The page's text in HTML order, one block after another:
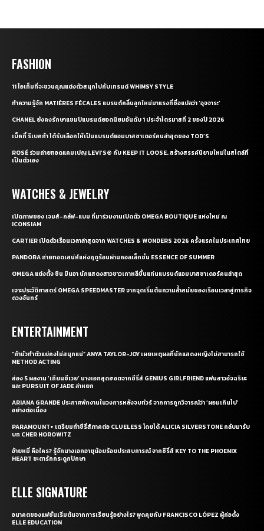
FASHION
11 ไอเท็มที่จะชวนคุณแต่งตัวสนุกไปกับเทรนด์ WHIMSY STYLE
ทำความรู้จัก MATIÈRES FÉCALES แบรนด์คลื่นลูกใหม่มาแรงที่ชื่อแปลว่า ‘อุจจาระ’
CHANEL ยังคงรักษาแชมป์แบรนด์ยอดนิยมอันดับ 1 ประจำไตรมาสที่ 2 ของปี 2026
เบ็คกี้ รีเบคก้า ได้รับเลือกให้เป็นแบรนด์แอมบาสซาเดอร์คนล่าสุดของ TOD’S
ROSÉ ร่วมถ่ายทอดแคมเปญ LEVI’S® กับ KEEP IT LOOSE. สร้างสรรค์นิยามใหม่ในสไตล์ที่
เป็นตัวเอง
WATCHES & JEWELRY
เปิดภาพของ เจมส์-กลัฟ-แบม ที่มาร่วมงานเปิดตัว OMEGA BOUTIQUE แห่งใหม่ ณ
ICONSIAM
CARTIER เปิดตัวเรือนเวลาล่าสุดจาก WATCHES & WONDERS 2026 ครั้งแรกในประเทศไทย
PANDORA ถ่ายทอดเสน่ห์แห่งฤดูร้อนผ่านคอลเล็กชั่น ESSENCE OF SUMMER
OMEGA แต่งตั้ง ชิน มินอา นักแสดงสาวชาวเกาหลีขึ้นแท่นแบรนด์แอมบาสซาเดอร์คนล่าสุด
เจาะประวัติศาสตร์ OMEGA SPEEDMASTER จากจุดเริ่มต้นความล้ำสมัยของเรือนเวลาสู่ภารกิจ
ดวงจันทร์
ENTERTAINMENT
“ถ้ามัวทำตัวแย่คงไม่สนุกแน่” ANYA TAYLOR-JOY เผยเหตุผลที่นักแสดงหญิงไม่สามารถใช้
METHOD ACTING
ส่อง 5 ผลงาน ‘เถียนซีเวย’ นางเอกสุดฮอตจากซีรี่ส์ GENIUS GIRLFRIEND แฟนสาวอัจฉริยะ
และ PURSUIT OF JADE ล่าหยก
ARIANA GRANDE ประกาศพักงานในวงการหลังจบทัวร์ จากการถูกวิจารณ์ว่า ‘ผอมเกินไป’
อย่างต่อเนื่อง
PARAMOUNT+ เตรียมทำซีรี่ส์ภาคต่อ CLUELESS โดยได้ ALICIA SILVERSTONE กลับมารับ
บท CHER HOROWITZ
อ้ายหมี่ คือใคร? รู้จักนางเอกอายุน้อยร้อยประสบการณ์ จากซีรี่ส์ KEY TO THE PHOENIX
HEART ชะตารักกระดูกปักษา
ELLE SIGNATURE
อนาคตของแฟชั่นเริ่มต้นจากการเรียนรู้อย่างไร? พูดคุยกับ FRANCISCO LÓPEZ ผู้ก่อตั้ง
ELLE EDUCATION